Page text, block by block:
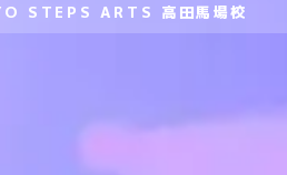
STEPS ARTS 高田馬場校